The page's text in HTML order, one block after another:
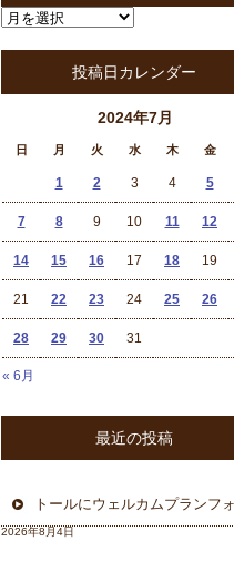
投稿日カレンダー
2024年7月
日 月 火 水 木 金
« 6月
1 2 3 4 5
7 8 9 10 11 12
14 15 16 17 18 19
21 22 23 24 25 26
28 29 30 31
最近の投稿
2026年8月4日